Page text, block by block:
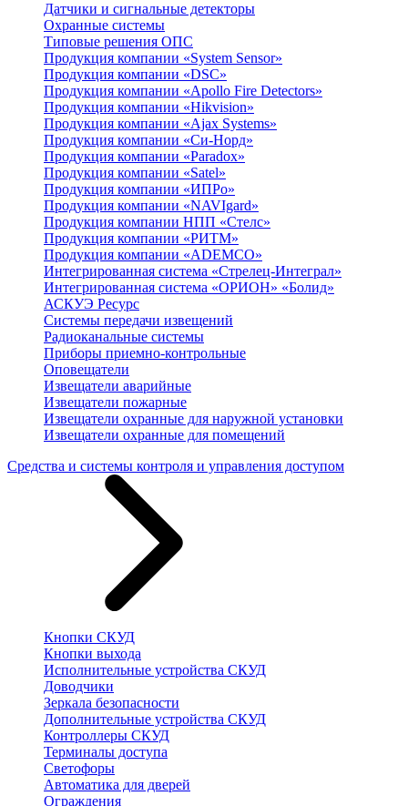
Датчики и сигнальные детекторы
Охранные системы
Типовые решения ОПС
Продукция компании «System Sensor»
Продукция компании «DSC»
Продукция компании «Apollo Fire Detectors»
Продукция компании «Hikvision»
Продукция компании «Ajax Systems»
Продукция компании «Си-Норд»
Продукция компании «Paradox»
Продукция компании «Satel»
Продукция компании «ИПРо»
Продукция компании «NAVIgard»
Продукция компании НПП «Стелс»
Продукция компании «РИТМ»
Продукция компании «ADEMCO»
Интегрированная система «Стрелец-Интеграл»
Интегрированная система «ОРИОН» «Болид»
АСКУЭ Ресурс
Системы передачи извещений
Радиоканальные системы
Приборы приемно-контрольные
Оповещатели
Извещатели аварийные
Извещатели пожарные
Извещатели охранные для наружной установки
Извещатели охранные для помещений
Средства и системы контроля и управления доступом
Кнопки СКУД
Кнопки выхода
Исполнительные устройства СКУД
Доводчики
Зеркала безопасности
Дополнительные устройства СКУД
Контроллеры СКУД
Терминалы доступа
Светофоры
Автоматика для дверей
Ограждения